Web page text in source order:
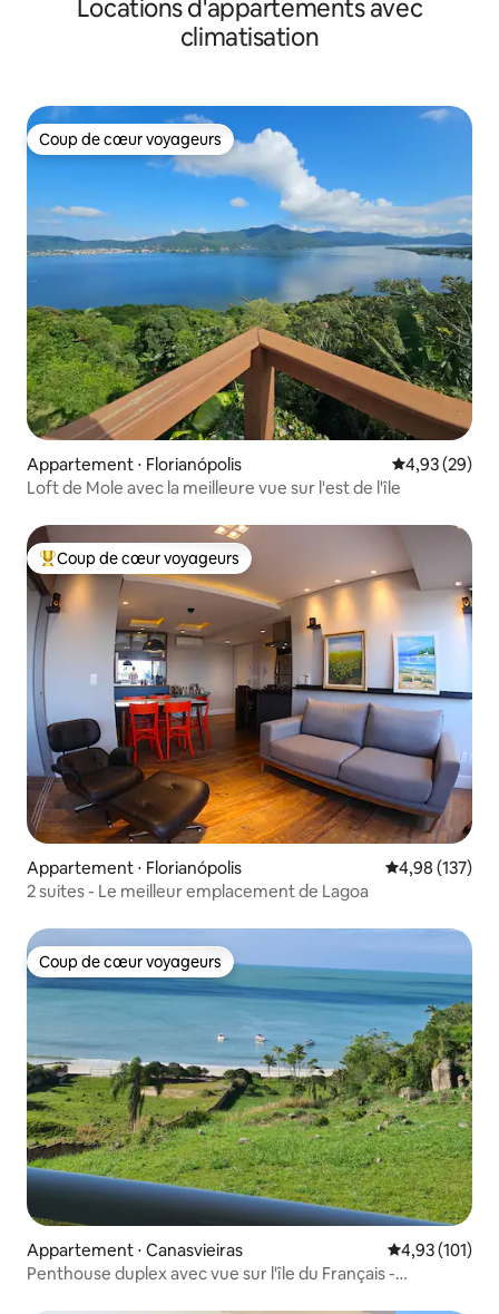
Locations d'appartements avec
climatisation
Coup de cœur voyageurs
Coup de cœur voyageurs
Appartement ⋅ Florianópolis Évaluation
4,93 (29)
Loft de Mole avec la meilleure vue sur l'est de l'île
Coups de cœur voyageurs les plus appréciés
Coup de cœur voyageurs
Appartement ⋅ Florianópolis Évaluation
4,98 (137)
2 suites - Le meilleur emplacement de Lagoa
Coup de cœur voyageurs
Coup de cœur voyageurs
Appartement ⋅ Canasvieiras Évaluation
4,93 (101)
Penthouse duplex avec vue sur l'île du Français -